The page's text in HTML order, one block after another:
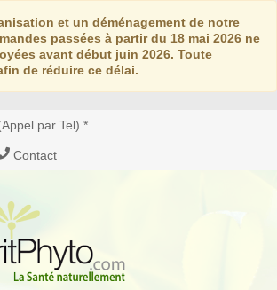
et un déménagement de notre
passées à partir du 18 mai 2026 ne
avant début juin 2026. Toute
de réduire ce délai.
par Tel) *
Contact